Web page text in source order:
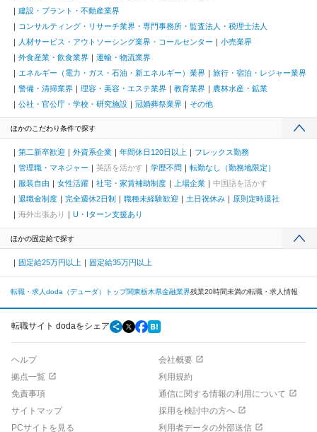
建設・プラント・不動産業界
コンサルティング・リサーチ業界・専門事務所・監査法人・税理士法人
人材サービス・アウトソーシング業界・コールセンター
小売業界
外食産業・飲食業界
運輸・物流業界
エネルギー（電力・ガス・石油・新エネルギー）業界
旅行・宿泊・レジャー業界
警備・清掃業界
理容・美容・エステ業界 教育業界
農林水産・鉱業
公社・官公庁・学校・研究施設
冠婚葬祭業界 その他
ほかのこだわり条件で探す
第二新卒歓迎 外資系企業 年間休日120日以上
フレックス勤務
管理職・マネジャー
英語を活かす 学歴不問
転勤なし（勤務地限定）
服装自由
女性活躍 社宅・家賃補助制度 上場企業
中国語を活かす
退職金制度
完全週休2日制 職種未経験歓迎 土日祝休み
原則定時退社
海外出張あり
U・Iターン支援あり
ほかの固定給で探す
固定給25万円以上 固定給35万円以上
転職・求人doda（デューダ）トップ関東栃木県金融業界残業20時間未満の転職・求人情報
転職サイト dodaをシェア
ヘルプ
会社概要
拠点一覧
利用規約
免責事項
通信に関する情報の利用について
サイトマップ
採用を検討中の方へ
PCサイトを見る
利用者データの外部送信